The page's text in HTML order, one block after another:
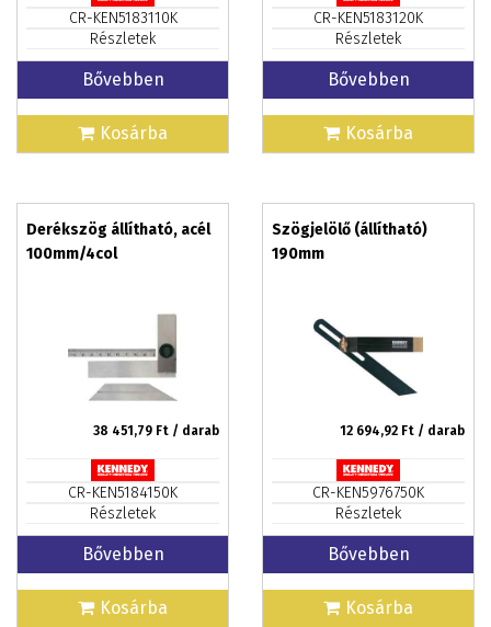
CR-KEN5183110K
Részletek
Bővebben
Kosárba
CR-KEN5183120K
Részletek
Bővebben
Kosárba
Derékszög állítható, acél
100mm/4col
38 451,79 Ft / darab
CR-KEN5184150K
Részletek
Bővebben
Kosárba
Szögjelölő (állítható)
190mm
12 694,92 Ft / darab
CR-KEN5976750K
Részletek
Bővebben
Kosárba